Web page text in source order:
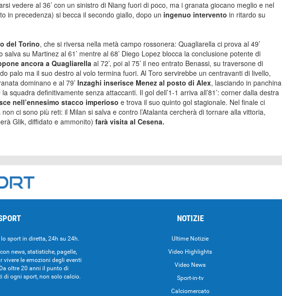
vedere al 36’ con un sinistro di Niang fuori di poco, ma i granata giocano meglio e nel
in precedenza) si becca il secondo giallo, dopo un ingenuo intervento in ritardo su
del Torino, che si riversa nella metà campo rossonera: Quagliarella ci prova al 49’
su Martinez al 61’ mentre al 68’ Diego Lopez blocca la conclusione potente di
ancora a Quagliarella al 72’, poi al 75’ il neo entrato Benassi, su traversone di
palo ma il suo destro al volo termina fuori. Al Toro servirebbe un centravanti di livello,
dominano e al 79’ Inzaghi inserisce Menez al posto di Alex, lasciando in panchina
squadra definitivamente senza attaccanti. Il gol dell’1-1 arriva all’81’: corner dalla destra
nell’ennesimo stacco imperioso e trova il suo quinto gol stagionale. Nel finale ci
ci sono più reti: il Milan si salva e contro l’Atalanta cercherà di tornare alla vittoria,
Glik, diffidato e ammonito) farà visita al Cesena.
sport in diretta, 24h su 24h.
news, statistiche, pagelle,
vivere le emozioni degli eventi
oltre 20 anni il punto di
di ogni sport, non solo calcio.
NOTIZIE
Ultime Notizie
Video Highlights
Video News
Sport-in-tv
Calciomercato